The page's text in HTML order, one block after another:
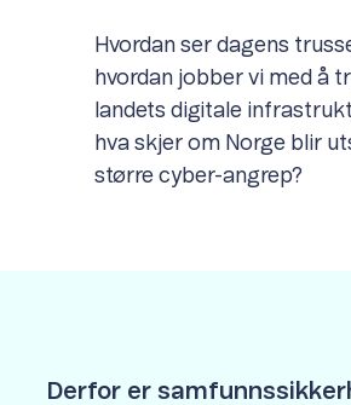
Hvordan ser dagens
hvordan jobber vi med å
landets digitale
hva skjer om Norge blir
større cyber-angrep?
Derfor er